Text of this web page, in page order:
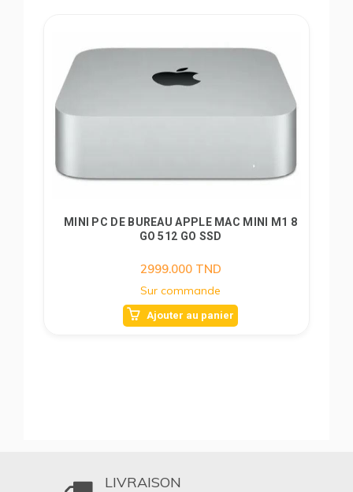
MINI PC DE BUREAU APPLE MAC MINI M1 8
GO 512 GO SSD
2999.000TND
Sur commande
Ajouter au panier
LIVRAISON